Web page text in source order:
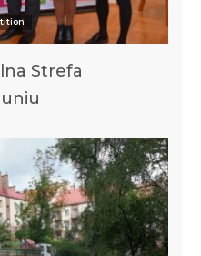
Strefa